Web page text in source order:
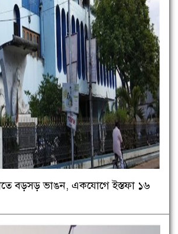
বড়সড় ভাঙন, একযোগে ইস্তফা ১৬